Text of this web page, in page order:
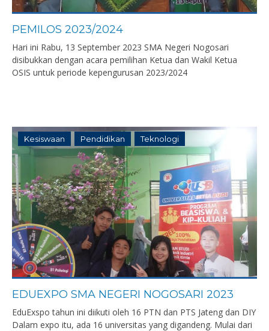
PEMILOS 2023/2024
Hari ini Rabu, 13 September 2023 SMA Negeri Nogosari
disibukkan dengan acara pemilihan Ketua dan Wakil Ketua
OSIS untuk periode kepengurusan 2023/2024
Kesiswaan Pendidikan Teknologi
EDUEXPO SMA NEGERI NOGOSARI 2023
EduExspo tahun ini diikuti oleh 16 PTN dan PTS Jateng dan DIY
Dalam expo itu, ada 16 universitas yang digandeng. Mulai dari